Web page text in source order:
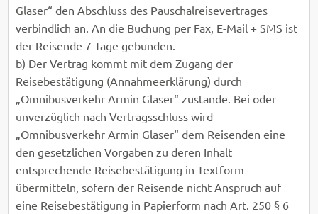
Glaser“ den Abschluss des Pauschalreisevertrages
verbindlich an. An die Buchung per Fax, E-Mail + SMS ist
der Reisende 7 Tage gebunden.
b) Der Vertrag kommt mit dem Zugang der
Reisebestätigung (Annahmeerklärung) durch
„Omnibusverkehr Armin Glaser“ zustande. Bei oder
unverzüglich nach Vertragsschluss wird
„Omnibusverkehr Armin Glaser“ dem Reisenden eine
den gesetzlichen Vorgaben zu deren Inhalt
entsprechende Reisebestätigung in Textform
übermitteln, sofern der Reisende nicht Anspruch auf
eine Reisebestätigung in Papierform nach Art. 250 § 6